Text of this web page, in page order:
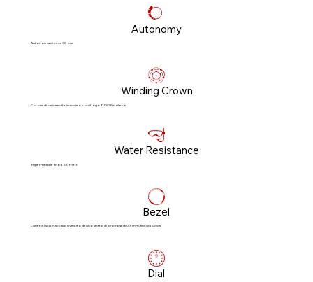
Autonomy
Autonomia di circa 38 ore
Winding Crown
Corona di carica a vite in acciaio con il logo TUDOR in rilievo
Water Resistance
Impermeabile fino a 100 metri
Bezel
Lunetta liscia in acciaio rivestito da uno strato di oro rosa di 0,3 mm, finitura lucida
Dial